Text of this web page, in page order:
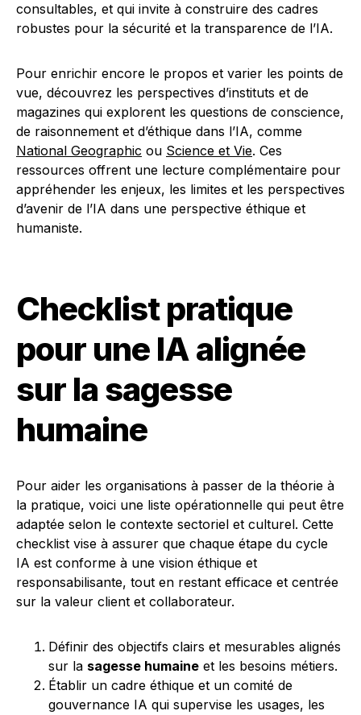
consultables, et qui invite à construire des cadres
robustes pour la sécurité et la transparence de l’IA.
Pour enrichir encore le propos et varier les points de
vue, découvrez les perspectives d’instituts et de
magazines qui explorent les questions de conscience,
de raisonnement et d’éthique dans l’IA, comme
National Geographic ou Science et Vie. Ces
ressources offrent une lecture complémentaire pour
appréhender les enjeux, les limites et les perspectives
d’avenir de l’IA dans une perspective éthique et
humaniste.
Checklist pratique
pour une IA alignée
sur la sagesse
humaine
Pour aider les organisations à passer de la théorie à
la pratique, voici une liste opérationnelle qui peut être
adaptée selon le contexte sectoriel et culturel. Cette
checklist vise à assurer que chaque étape du cycle
IA est conforme à une vision éthique et
responsabilisante, tout en restant efficace et centrée
sur la valeur client et collaborateur.
Définir des objectifs clairs et mesurables alignés
sur la sagesse humaine et les besoins métiers.
Établir un cadre éthique et un comité de
gouvernance IA qui supervise les usages, les